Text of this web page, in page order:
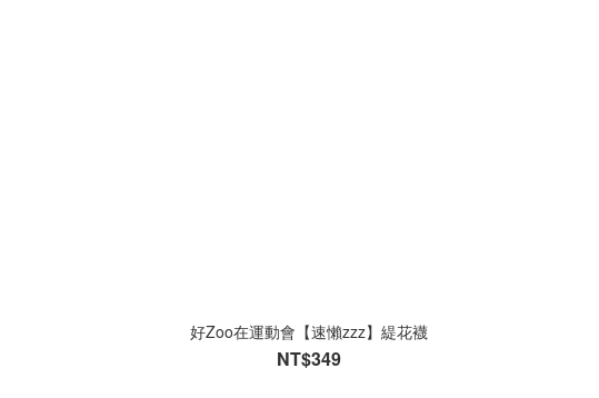
好Zoo在運動會【速懶zzz】緹花襪
NT$349